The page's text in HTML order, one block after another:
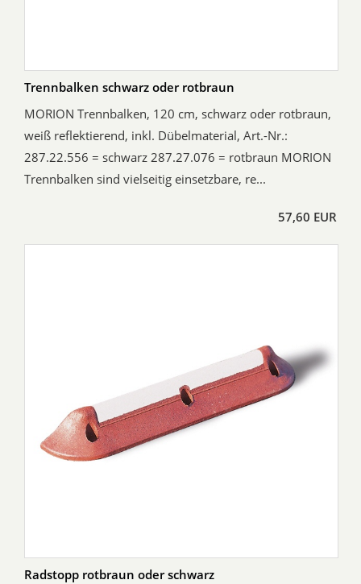
Trennbalken schwarz oder rotbraun
MORION Trennbalken, 120 cm, schwarz oder rotbraun,
weiß reflektierend, inkl. Dübelmaterial, Art.-Nr.:
287.22.556 = schwarz 287.27.076 = rotbraun MORION
Trennbalken sind vielseitig einsetzbare, re...
57,60 EUR
Radstopp rotbraun oder schwarz